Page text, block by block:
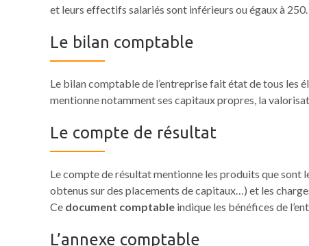
et leurs effectifs salariés sont inférieurs ou égaux à 250.
Le bilan comptable
Le bilan comptable de l’entreprise fait état de tous les
mentionne notamment ses capitaux propres, la
Le compte de résultat
Le compte de résultat mentionne les produits que sont
obtenus sur des placements de capitaux…) et les
Ce document comptableindique les bénéfices de
L’annexe comptable